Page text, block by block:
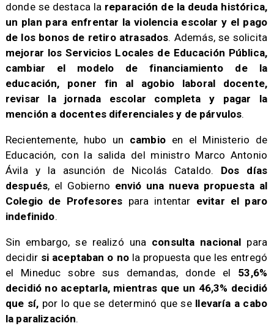
donde se destaca la reparación de la deuda histórica,
un plan para enfrentar la violencia escolar y el pago
de los bonos de retiro atrasados. Además, se solicita
mejorar los Servicios Locales de Educación Pública,
cambiar el modelo de financiamiento de la
educación, poner fin al agobio laboral docente,
revisar la jornada escolar completa y pagar la
mención a docentes diferenciales y de párvulos.
Recientemente, hubo un cambio en el Ministerio de
Educación, con la salida del ministro Marco Antonio
Ávila y la asunción de Nicolás Cataldo. Dos días
después, el Gobierno envió una nueva propuesta al
Colegio de Profesores para intentar evitar el paro
indefinido.
Sin embargo, se realizó una consulta nacional para
decidir si aceptaban o nola propuesta que les entregó
el Mineduc sobre sus demandas, donde el 53,6%
decidió no aceptarla, mientras que un 46,3% decidió
que sí, por lo que se determinó que sellevaría a cabo
la paralización.